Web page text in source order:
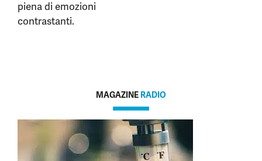
piena di emozioni
contrastanti.
MAGAZINE RADIO